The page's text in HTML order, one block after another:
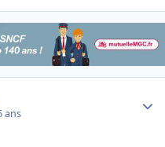
ans